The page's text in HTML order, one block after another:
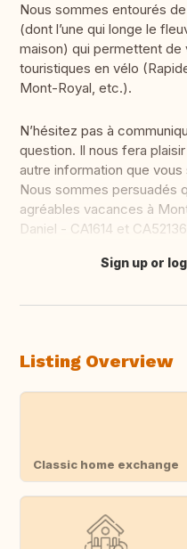
Nous sommes entourés
(dont l’une qui longe le
maison) qui permettent
touristiques en vélo
Mont-Royal, etc.).
N’hésitez pas à
question. Il nous fera
autre information que vous
Nous sommes persuadés
agréables vacances à
Daniel - CA1614 et CA52136
Translate this
Sign up or
Listing Overview
Classic home exchange